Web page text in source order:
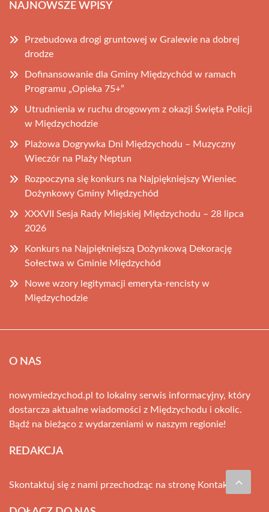
NAJNOWSZE WPISY
Przebudowa drogi gruntowej w Gralewie na dobrej
drodze
Dofinansowanie dla Gminy Międzychód w ramach
Programu „Opieka 75+”
Utrudnienia w ruchu drogowym z okazji Święta Policji
w Międzychodzie
Plażowa Dogrywka Dni Międzychodu – Muzyczny
Wieczór na Plaży Neptun
Rozpoczyna się konkurs na Najpiękniejszy Wieniec
Dożynkowy Gminy Międzychód
XXXVII Sesja Rady Miejskiej Międzychodu – 28 lipca
2026
Konkurs na Najpiękniejszą Dożynkową Dekorację
Sołectwa w Gminie Międzychód
Nowe wzory legitymacji emeryta-rencisty w
Międzychodzie
O NAS
nowymiedzychod.pl to lokalny serwis informacyjny, który
dostarcza aktualne wiadomości z Międzychodu i okolic.
Bądź na bieżąco z wydarzeniami w naszym regionie!
REDAKCJA
Skontaktuj się z nami przechodząc na stronę Kontakt